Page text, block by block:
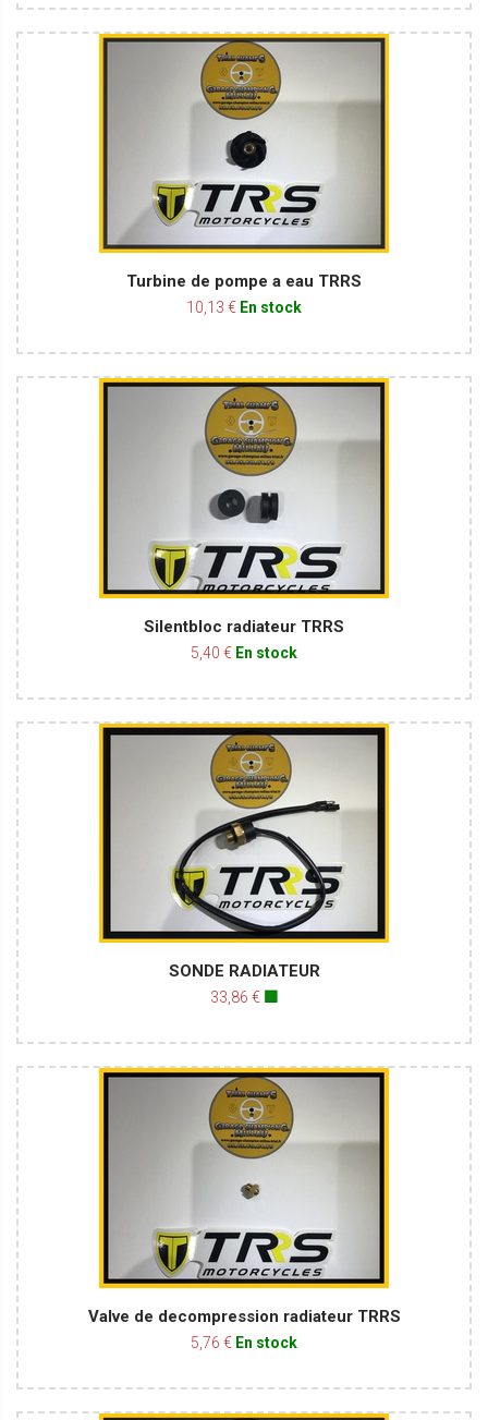
Turbine de pompe a eau TRRS
10,13 € En stock
Silentbloc radiateur TRRS
5,40 € En stock
SONDE RADIATEUR
33,86 €
Valve de decompression radiateur TRRS
5,76 € En stock